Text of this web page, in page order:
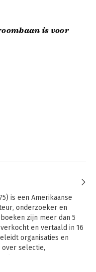
is voor
is een Amerikaanse
onderzoeker en
zijn meer dan 5
en vertaald in 16
organisaties en
selectie,